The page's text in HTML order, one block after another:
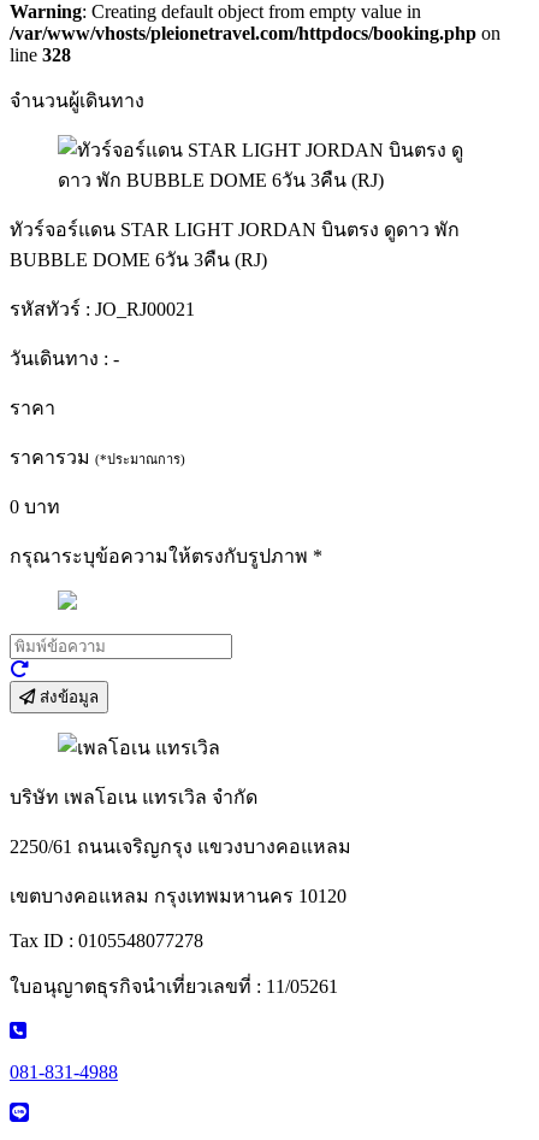
Warning: Creating default object from empty value in
/var/www/vhosts/pleionetravel.com/httpdocs/booking.php on
line 328
จำนวนผู้เดินทาง
ทัวร์จอร์แดน STAR LIGHT JORDAN บินตรง ดูดาว พัก
BUBBLE DOME 6วัน 3คืน (RJ)
รหัสทัวร์ : JO_RJ00021
วันเดินทาง : -
ราคา
ราคารวม (*ประมาณการ)
0 บาท
กรุณาระบุข้อความให้ตรงกับรูปภาพ *
ส่งข้อมูล
บริษัท เพลโอเน แทรเวิล จำกัด
2250/61 ถนนเจริญกรุง แขวงบางคอแหลม
เขตบางคอแหลม กรุงเทพมหานคร 10120
Tax ID : 0105548077278
ใบอนุญาตธุรกิจนำเที่ยวเลขที่ : 11/05261
081-831-4988